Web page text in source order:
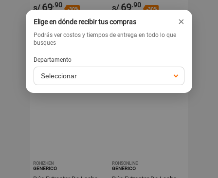
s/69.90
-30%
Exclusivo para venta web
s/69.90
-30%
Exclusivo para venta web
ROHIZHEN
GENÉRICO
ROHSONLINE
GENÉRICO
Elige en dónde recibir tus compras ×
Podrás ver costos y tiempos de entrega en todo lo que
busques
Departamento